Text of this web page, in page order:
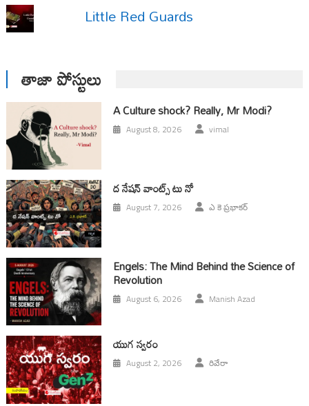
Little Red Guards
తాజా పోస్టులు
A Culture shock? Really, Mr Modi?
August 8, 2026 vimal
ద నేషన్ వాంట్స్ టు నో
August 7, 2026 ఎ కె ప్రభాకర్
Engels: The Mind Behind the Science of
Revolution
August 6, 2026 Manish Azad
యుగ స్వ‌రం
August 2, 2026 రివేరా